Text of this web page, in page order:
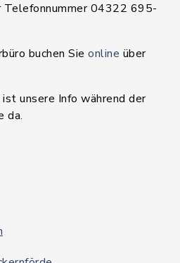
Telefonnummer 04322 695-
buchen Sie online über
unsere Info während der
da.